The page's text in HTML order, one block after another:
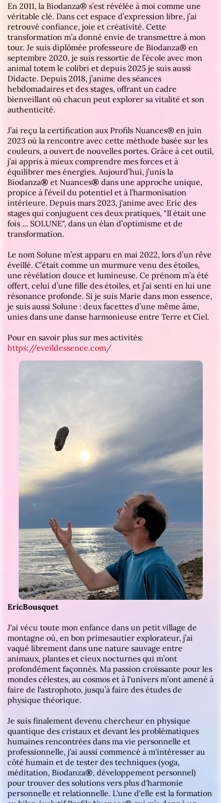
En 2011, la Biodanza® s’est révélée à moi comme une
véritable clé. Dans cet espace d’expression libre, j’ai
retrouvé confiance, joie et créativité. Cette
transformation m’a donné envie de transmettre à mon
tour. Je suis diplômée professeure de Biodanza® en
septembre 2020, je suis ressortie de l’école avec mon
animal totem le colibri et depuis 2025 je suis aussi
Didacte. Depuis 2018, j’anime des séances
hebdomadaires et des stages, offrant un cadre
bienveillant où chacun peut explorer sa vitalité et son
authenticité.
J’ai reçu la certification aux Profils Nuances® en juin
2023 où la rencontre avec cette méthode basée sur les
couleurs, a ouvert de nouvelles portes. Grâce à cet outil,
j’ai appris à mieux comprendre mes forces et à
équilibrer mes énergies. Aujourd’hui, j’unis la
Biodanza® et Nuances® dans une approche unique,
propice à l’éveil du potentiel et à l’harmonisation
intérieure. Depuis mars 2023, j'anime avec Eric des
stages qui conjuguent ces deux pratiques, "Il était une
fois ... SOLUNE", dans un élan d’optimisme et de
transformation.
Le nom Solune m’est apparu en mai 2022, lors d’un rêve
éveillé. C’était comme un murmure venu des étoiles,
une révélation douce et lumineuse. Ce prénom m’a été
offert, celui d’une fille des étoiles, et j’ai senti en lui une
résonance profonde. Si je suis Marie dans mon essence,
je suis aussi Solune : deux facettes d’une même âme,
unies dans une danse harmonieuse entre Terre et Ciel.
Pour en savoir plus sur mes activités:
https://eveildessence.com/
EricBousquet
J'ai vécu toute mon enfance dans un petit village de
montagne où, en bon primesautier explorateur, j’ai
vaqué librement dans une nature sauvage entre
animaux, plantes et cieux nocturnes qui m’ont
profondément façonnés. Ma passion croissante pour les
mondes célestes, au cosmos et à l'univers m’ont amené à
faire de l'astrophoto, jusqu’à faire des études de
physique théorique.
Je suis finalement devenu chercheur en physique
quantique des cristaux et devant les problématiques
humaines rencontrées dans ma vie personnelle et
professionnelle, j'ai aussi commencé à m'intéresser au
côté humain et de tester des techniques (yoga,
méditation, Biodanza®, développement personnel)
pour trouver des solutions vers plus d'harmonie
personnelle et relationnelle. L'une d'elle est la formation